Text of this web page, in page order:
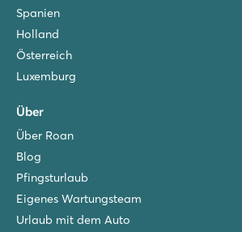
Spanien
Holland
Österreich
Luxemburg
Über
Über Roan
Blog
Pfingsturlaub
Eigenes Wartungsteam
Urlaub mit dem Auto